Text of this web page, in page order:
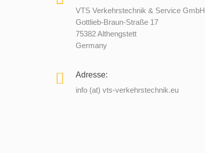
VTS Verkehrstechnik & Service GmbH
Gottlieb-Braun-Straße 17
75382 Althengstett
Germany
Adresse:
info (at) vts-verkehrstechnik.eu